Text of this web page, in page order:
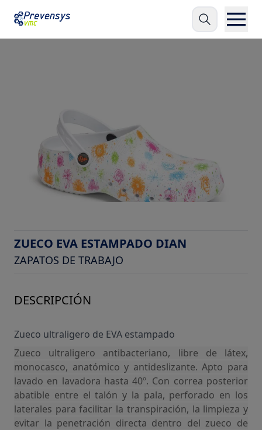
ZUECO EVA ESTAMPADO DIAN
ZAPATOS DE TRABAJO
DESCRIPCIÓN
Zueco ultraligero de EVA estampado
Zueco ultraligero antibacteriano, libre de látex,
monocasco, anatómico y antideslizante. Apto para
lavado en lavadora hasta 40º. Con correa posterior
abatible entre el talón y la pala, perforado en los
laterales para facilitar la transpiración, la limpieza y
evitar la penetración directa dentro del zueco de